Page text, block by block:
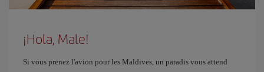
¡Hola, Male!
Si vous prenez l'avion pour les Maldives, un paradis vous attend